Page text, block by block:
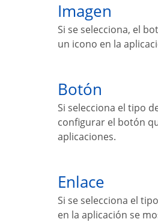
Imagen
Si se selecciona, el botón aparecerá como
un icono en la
Botón
Si selecciona el tipo de botón, puede
configurar el botón
aplicaciones.
Enlace
Si se selecciona el tipo de enlace, el botón
en la aplicación se